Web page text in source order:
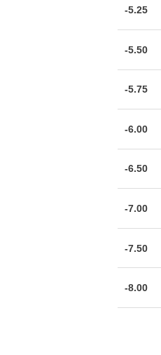
-5.25
-5.50
-5.75
-6.00
-6.50
-7.00
-7.50
-8.00